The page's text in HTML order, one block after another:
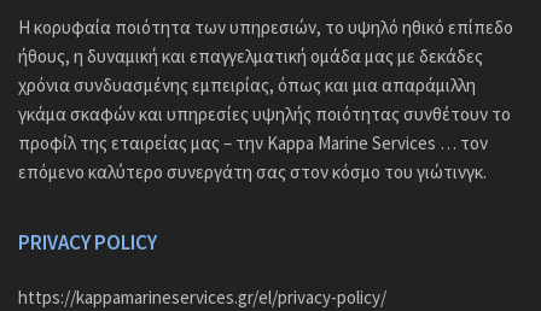
Η κορυφαία ποιότητα των υπηρεσιών, το υψηλό ηθικό επίπεδο
ήθους, η δυναμική και επαγγελματική ομάδα μας με δεκάδες
χρόνια συνδυασμένης εμπειρίας, όπως και μια απαράμιλλη
γκάμα σκαφών και υπηρεσίες υψηλής ποιότητας συνθέτουν το
προφίλ της εταιρείας μας – την Kappa Marine Services … τον
επόμενο καλύτερο συνεργάτη σας στον κόσμο του γιώτινγκ.
PRIVACY POLICY
https://kappamarineservices.gr/el/privacy-policy/